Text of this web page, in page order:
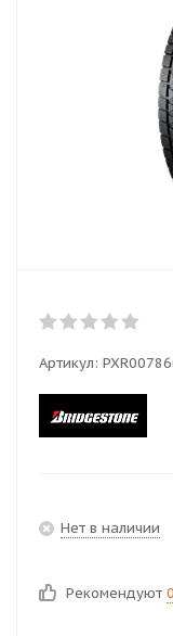
Артикул:
Нет в наличии
Рекомендуют